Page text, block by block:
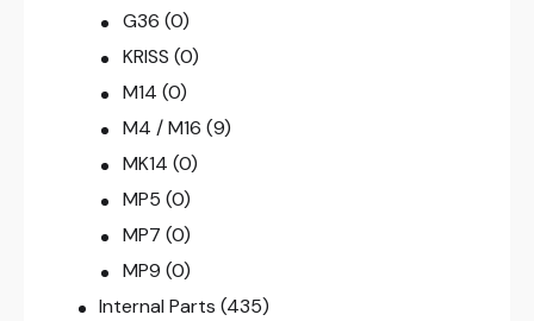
G36 (0)
KRISS (0)
M14 (0)
M4 / M16 (9)
MK14 (0)
MP5 (0)
MP7 (0)
MP9 (0)
Internal Parts (435)